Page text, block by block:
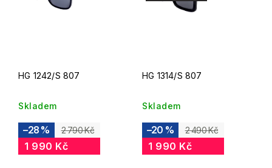
HG 1242/S 807
Skladem
2 790 Kč
–28 %
1 990 Kč
HG 1314/S 807
Skladem
2 490 Kč
–20 %
1 990 Kč